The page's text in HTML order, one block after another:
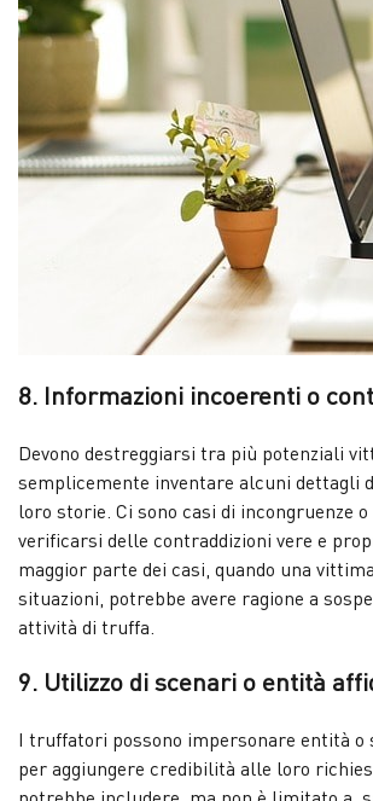
8. Informazioni incoerenti o
Devono destreggiarsi tra più potenziali
semplicemente inventare alcuni dettagli
loro storie. Ci sono casi di incongruenze o
verificarsi delle contraddizioni vere e
maggior parte dei casi, quando una
situazioni, potrebbe avere ragione a
attività di truffa.
9. Utilizzo di scenari o entità
I truffatori possono impersonare entità o
per aggiungere credibilità alle loro